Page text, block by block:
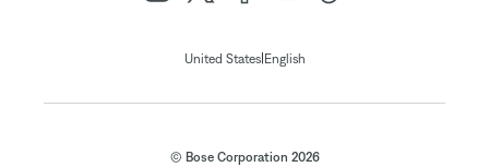
United States| English
© Bose Corporation 2026